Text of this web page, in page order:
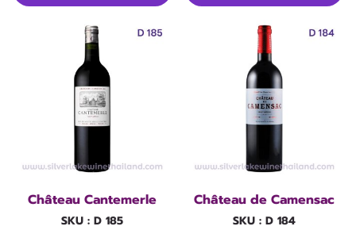
Château Cantemerle
SKU : D 185
Château de Camensac
SKU : D 184